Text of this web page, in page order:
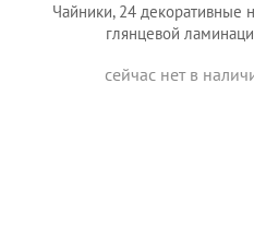
Чайники, 24 декоративные
глянцевой
сейчас нет в